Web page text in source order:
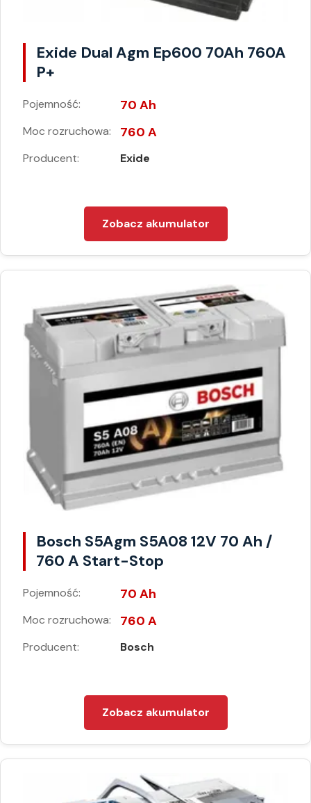
Exide Dual Agm Ep600 70Ah 760A
P+
Pojemność: 70 Ah
Moc rozruchowa: 760 A
Producent: Exide
Zobacz akumulator
Bosch S5Agm S5A08 12V 70 Ah /
760 A Start-Stop
Pojemność: 70 Ah
Moc rozruchowa: 760 A
Producent: Bosch
Zobacz akumulator